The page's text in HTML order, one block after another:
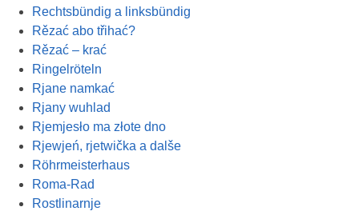
Rechtsbündig a linksbündig
Rězać abo třihać?
Rězać – krać
Ringelröteln
Rjane namkać
Rjany wuhlad
Rjemjesło ma złote dno
Rjewjeń, rjetwička a dalše
Röhrmeisterhaus
Roma-Rad
Rostlinarnje